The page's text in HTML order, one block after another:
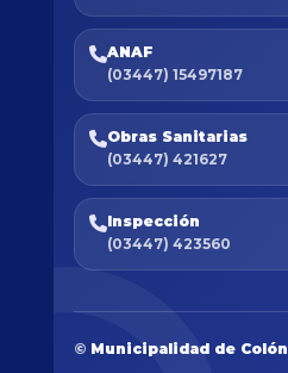
ANAF
(03447) 15497187
Obras Sanitarias
(03447) 421627
Inspección
(03447) 423560
© Municipalidad de Colón